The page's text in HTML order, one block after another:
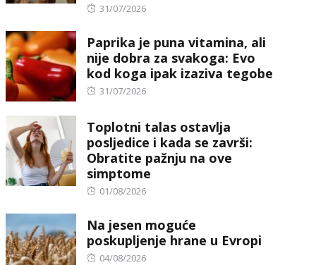
Posted
31/07/2026
Paprika je puna vitamina, ali
nije dobra za svakoga: Evo
kod koga ipak izaziva tegobe
Posted
31/07/2026
Toplotni talas ostavlja
posljedice i kada se završi:
Obratite pažnju na ove
simptome
Posted
01/08/2026
Na jesen moguće
poskupljenje hrane u Evropi
Posted
04/08/2026